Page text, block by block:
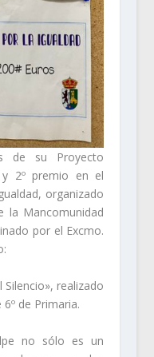
de su Proyecto
y 2º premio en el
organizado
la Mancomunidad
por el Excmo.
Silencio», realizado
de Primaria.
no sólo es un